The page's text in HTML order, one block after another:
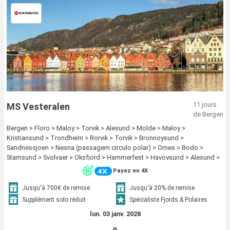
MS Vesteralen
11 jours
de Bergen
Bergen > Floro > Maloy > Torvik > Alesund > Molde > Maloy >
Kristiansund > Trondheim > Rorvik > Torvik > Bronnoysund >
Sandnessjoen > Nesna (passagem circulo polar) > Ornes > Bodo >
Stamsund > Svolvaer > Oksfjord > Hammerfest > Havoysund > Alesund >
Honningsvag > Kjollefjord > Mehamn > Berlevag > Stokmarknes >
sortland > Risoyhamn > Harstad > Finnsnes > Tromso > Skjervoy > Molde
> Batsfjord > Vardo > Vadso > Kirkenes > Oksfjord > Hammerfest >
Havoysund > Honningsvag > Kjollefjord > Mehamn > Berlevag >
Kristiansund > Mehamn > Kjollefjord > Honningsvag > Havoysund >
Hammerfest > Oksfjord > Skjervoy > Tromso > Batsfjord > Vardo > Vadso
> Kirkenes > Berlevag > Trondheim > Finnsnes > Harstad > Risoyhamn >
Payez en 4X
Jusqu'à 700€ de remise
Jusqu'à 20% de remise
Supplément solo réduit
Spécialiste Fjords & Polaires
lun. 03 janv. 2028